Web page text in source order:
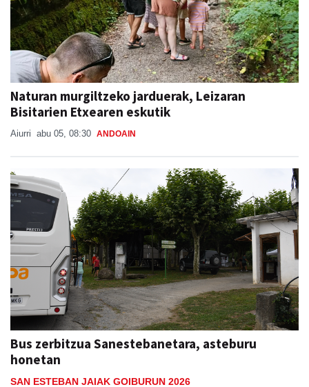
Naturan murgiltzeko jarduerak, Leizaran
Bisitarien Etxearen eskutik
Aiurri abu 05, 08:30 ANDOAIN
Bus zerbitzua Sanestebanetara, asteburu
honetan
SAN ESTEBAN JAIAK GOIBURUN 2026